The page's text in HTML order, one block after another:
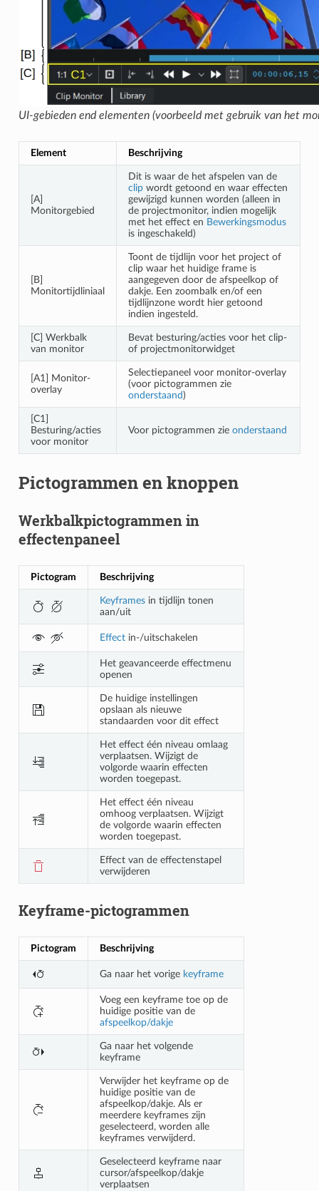
UI-gebieden end elementen (voorbeeld met gebruik van het
Element Beschrijving
[A]
Monitorgebied
Dit is waar de het afspelen van de
clipwordt getoond en waar effecten
gewijzigd kunnen worden (alleen in
de projectmonitor, indien mogelijk
met het effect en Bewerkingsmodus
is ingeschakeld)
[B]
Monitortijdliniaal
Toont de tijdlijn voor het project of
clip waar het huidige frame is
aangegeven door de afspeelkop of
dakje. Een zoombalk en/of een
tijdlijnzone wordt hier getoond
indien ingesteld.
[C] Werkbalk
van monitor
Bevat besturing/acties voor het clip-
of projectmonitorwidget
[A1] Monitor-
overlay
Selectiepaneel voor monitor-overlay
(voor pictogrammen zie
onderstaand)
[C1]
Besturing/acties
voor monitor
Voor pictogrammen zie onderstaand
Pictogrammen en knoppen
Werkbalkpictogrammen in
effectenpaneel
Pictogram Beschrijving
Keyframesin tijdlijn tonen
aan/uit
Effectin-/uitschakelen
Het geavanceerde effectmenu
openen
De huidige instellingen
opslaan als nieuwe
standaarden voor dit effect
Het effect één niveau omlaag
verplaatsen. Wijzigt de
volgorde waarin effecten
worden toegepast.
Het effect één niveau
omhoog verplaatsen. Wijzigt
de volgorde waarin effecten
worden toegepast.
Effect van de effectenstapel
verwijderen
Keyframe-pictogrammen
Pictogram Beschrijving
Ga naar het vorige keyframe
Voeg een keyframe toe op de
huidige positie van de
afspeelkop/dakje
Ga naar het volgende
keyframe
Verwijder het keyframe op de
huidige positie van de
afspeelkop/dakje. Als er
meerdere keyframes zijn
geselecteerd, worden alle
keyframes verwijderd.
Geselecteerd keyframe naar
cursor/afspeelkop/dakje
verplaatsen